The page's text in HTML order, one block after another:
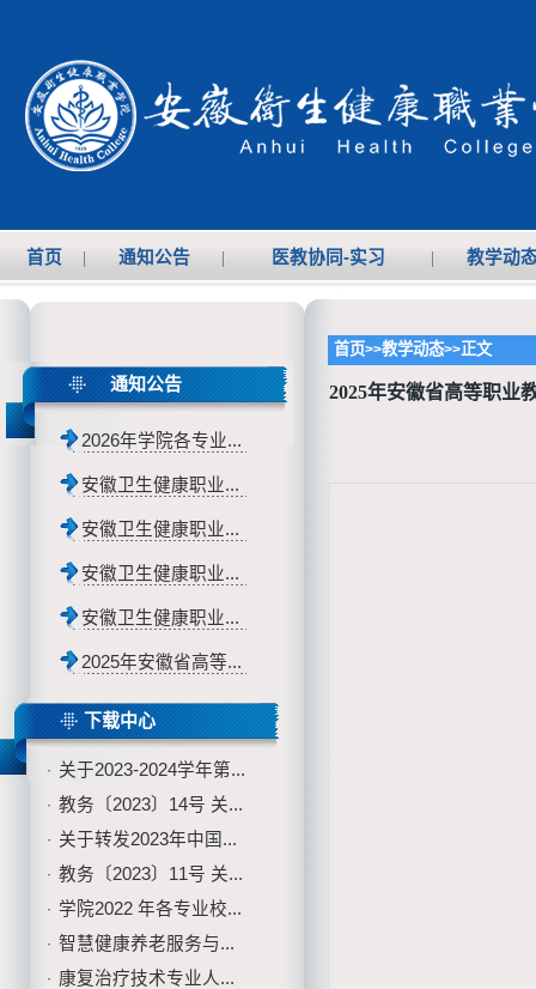
首页 | 通知公告 | 医教协同-实习 | 教学动
通知公告
2026年学院各专业...
安徽卫生健康职业...
安徽卫生健康职业...
安徽卫生健康职业...
安徽卫生健康职业...
2025年安徽省高等...
下载中心
· 关于2023-2024学年第...
· 教务〔2023〕14号 关...
· 关于转发2023年中国...
· 教务〔2023〕11号 关...
· 学院2022 年各专业校...
· 智慧健康养老服务与...
· 康复治疗技术专业人...
首页>>教学动态>>正文
2025年安徽省高等职业